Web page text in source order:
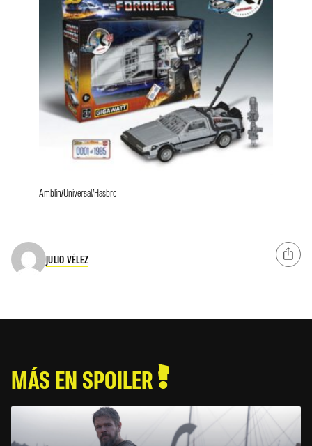
Amblin/Universal/Hasbro
JULIO VÉLEZ
MÁS EN SPOILER